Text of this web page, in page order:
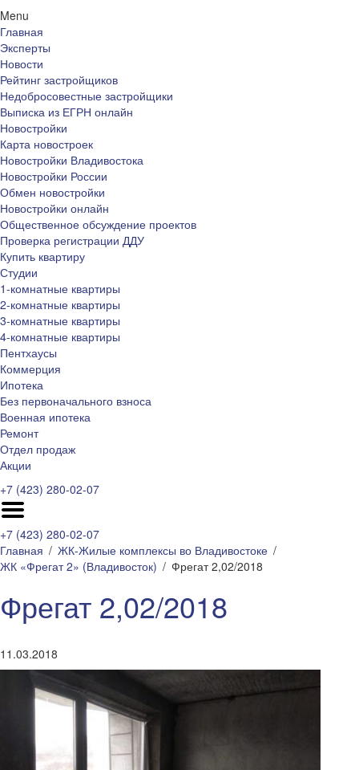
Menu
Главная
Эксперты
Новости
Рейтинг застройщиков
Недобросовестные застройщики
Выписка из ЕГРН онлайн
Новостройки
Карта новостроек
Новостройки Владивостока
Новостройки России
Обмен новостройки
Новостройки онлайн
Общественное обсуждение проектов
Проверка регистрации ДДУ
Купить квартиру
Студии
1-комнатные квартиры
2-комнатные квартиры
3-комнатные квартиры
4-комнатные квартиры
Пентхаусы
Коммерция
Ипотека
Без первоначального взноса
Военная ипотека
Ремонт
Отдел продаж
Акции
+7 (423) 280-02-07
+7 (423) 280-02-07
Главная
ЖК-Жилые комплексы во Владивостоке
ЖК «Фрегат 2» (Владивосток)
Фрегат 2,02/2018
Фрегат 2,02/2018
11.03.2018